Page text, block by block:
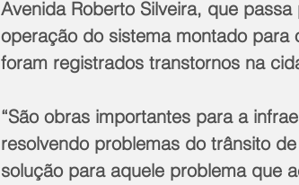
Avenida Roberto Silveira, que
operação do sistema montado
foram registrados transtornos na
“São obras importantes para a
resolvendo problemas do trânsito
solução para aquele problema que